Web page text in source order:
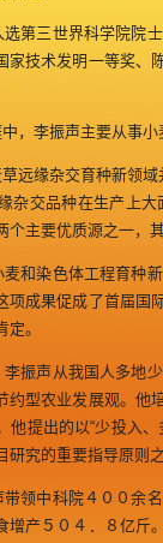
第三世界科学院院
家技术发明一等奖、
李振声主要从事小
缘杂交育种新领域
杂交品种在生产上
个主要优质源之一，
和染色体工程育种
项成果促成了首届国
。
振声从我国人多地
约型农业发展观。他
他提出的以“少投入
研究的重要指导原则
领中科院４００余
增产５０４．８亿斤